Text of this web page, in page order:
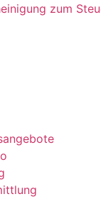
zum